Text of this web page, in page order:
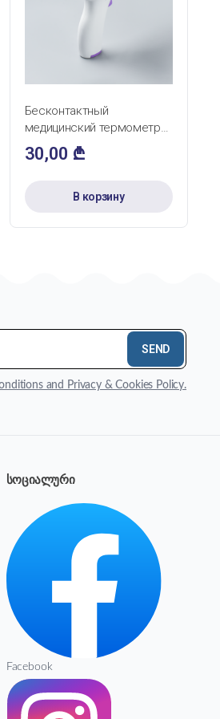
Бесконтактный
медицинский термометр
HG01
30,00 ₾
В корзину
SEND
and Privacy & Cookies Policy.
სოციალური
Facebook